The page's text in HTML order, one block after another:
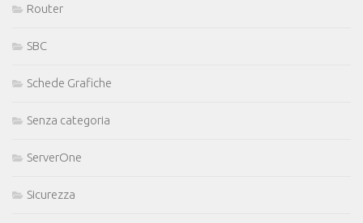
Router
SBC
Schede Grafiche
Senza categoria
ServerOne
Sicurezza